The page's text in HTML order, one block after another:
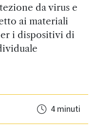
da virus e
ai materiali
i dispositivi di
4 minuti